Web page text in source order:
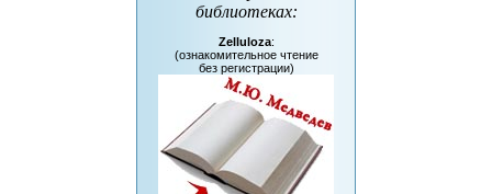
библиотеках:
Zelluloza:
(ознакомительное чтение
без регистрации)